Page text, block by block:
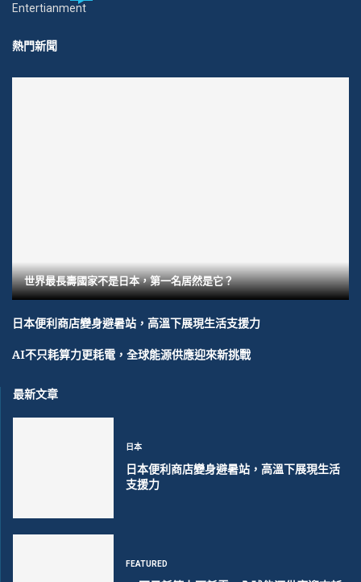
Entertianment
熱門新聞
世界最長壽國家不是日本，第一名居然是它？
日本便利商店變身避暑站，高溫下展現生活支援力
AI不只耗算力更耗電，全球能源供應迎來新挑戰
最新文章
日本
日本便利商店變身避暑站，高溫下展現生活
支援力
FEATURED